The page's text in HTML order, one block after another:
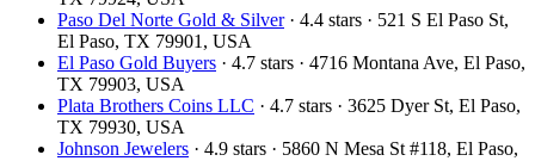
Paso Del Norte Gold & Silver· 4.4 stars · 521 S El Paso St,
El Paso, TX 79901, USA
El Paso Gold Buyers · 4.7 stars · 4716 Montana Ave, El Paso,
TX 79903, USA
Plata Brothers Coins LLC · 4.7 stars · 3625 Dyer St, El Paso,
TX 79930, USA
Johnson Jewelers · 4.9 stars · 5860 N Mesa St #118, El Paso,